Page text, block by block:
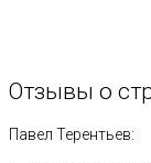
Отзывы о
Павел Терентьев: